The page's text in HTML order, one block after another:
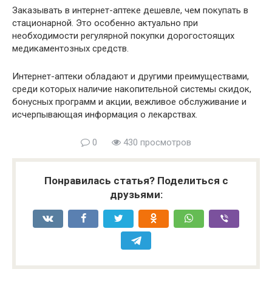
Заказывать в интернет-аптеке дешевле, чем покупать в
стационарной. Это особенно актуально при
необходимости регулярной покупки дорогостоящих
медикаментозных средств.
Интернет-аптеки обладают и другими преимуществами,
среди которых наличие накопительной системы скидок,
бонусных программ и акции, вежливое обслуживание и
исчерпывающая информация о лекарствах.
0 430 просмотров
Понравилась статья? Поделиться с
друзьями: